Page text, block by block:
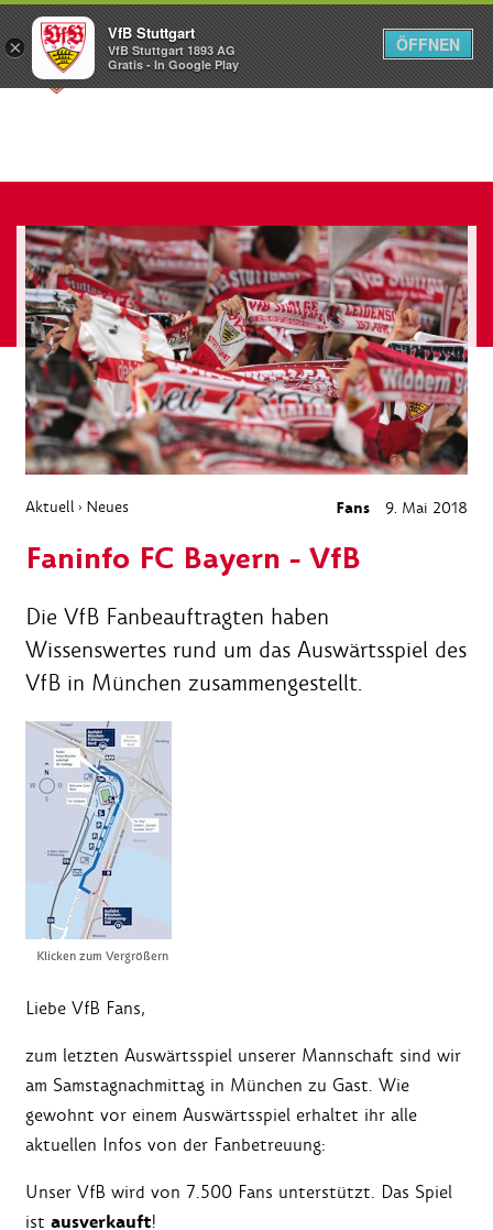
Menü
Aktuell › Neues Fans 9. Mai 2018
Faninfo FC Bayern - VfB
Die VfB Fanbeauftragten haben
Wissenswertes rund um das Auswärtsspiel des
VfB in München zusammengestellt.
Klicken zum Vergrößern
Liebe VfB Fans,
zum letzten Auswärtsspiel unserer Mannschaft sind wir
am Samstagnachmittag in München zu Gast. Wie
gewohnt vor einem Auswärtsspiel erhaltet ihr alle
aktuellen Infos von der Fanbetreuung:
Unser VfB wird von 7.500 Fans unterstützt. Das Spiel
ist ausverkauft!
×
VfB Stuttgart
VfB Stuttgart 1893 AG
Gratis - In Google Play
ÖFFNEN